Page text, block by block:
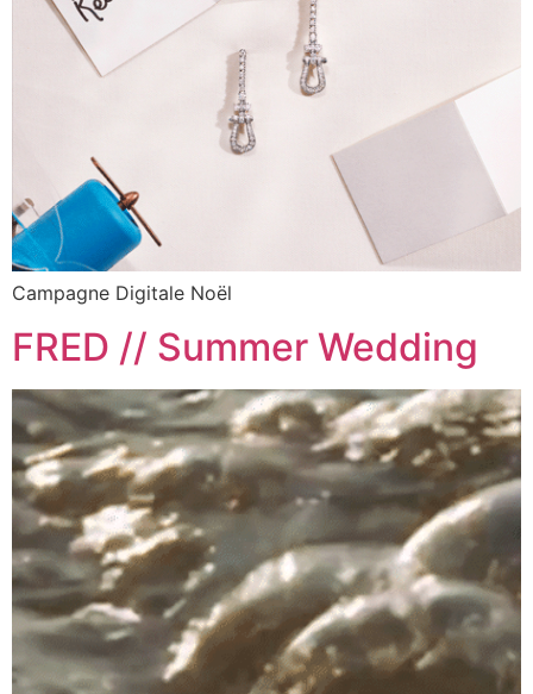
Campagne Digitale Noël
FRED // Summer Wedding